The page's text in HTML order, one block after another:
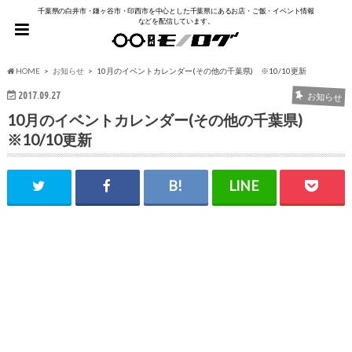
千葉県の白井市・鎌ヶ谷市・印西市を中心とした千葉県にあるお店・ご飯・イベント情報
などを配信しています。
HOME お知らせ 10月のイベントカレンダー(その他の千葉県) ※10/10更新
2017.09.27 お知らせ
10月のイベントカレンダー(その他の千葉県)
※10/10更新